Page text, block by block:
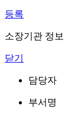
등록
소장기관 정보
닫기
담당자
부서명